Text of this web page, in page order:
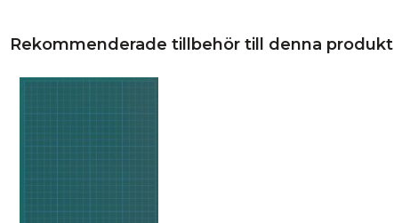
Rekommenderade tillbehör till denna produkt